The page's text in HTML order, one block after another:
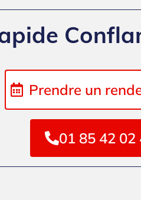
Prendre un
01 85 42 02